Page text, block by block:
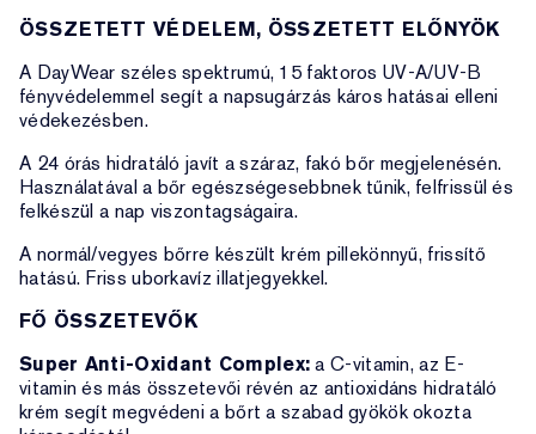
ÖSSZETETT VÉDELEM, ÖSSZETETT ELŐNYÖK
A DayWear széles spektrumú, 15 faktoros UV-A/UV-B
fényvédelemmel segít a napsugárzás káros hatásai elleni
védekezésben.
A 24 órás hidratáló javít a száraz, fakó bőr megjelenésén.
Használatával a bőr egészségesebbnek tűnik, felfrissül és
felkészül a nap viszontagságaira.
A normál/vegyes bőrre készült krém pillekönnyű, frissítő
hatású. Friss uborkavíz illatjegyekkel.
FŐ ÖSSZETEVŐK
Super Anti-Oxidant Complex:a C-vitamin, az E-
vitamin és más összetevői révén az antioxidáns hidratáló
krém segít megvédeni a bőrt a szabad gyökök okozta